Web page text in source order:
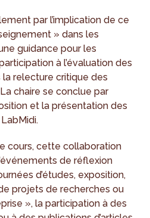
par l’implication de ce
» dans les
guidance pour les
à l’évaluation des
la relecture critique des
chaire se conclue par
et la présentation des
cours, cette collaboration
de réflexion
d’études, exposition,
projets de recherches ou
», la participation à des